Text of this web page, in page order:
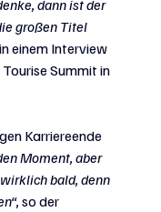
dann ist der
großen Titel
einem Interview
Summit in
Karriereende
Moment, aber
bald, denn
so der